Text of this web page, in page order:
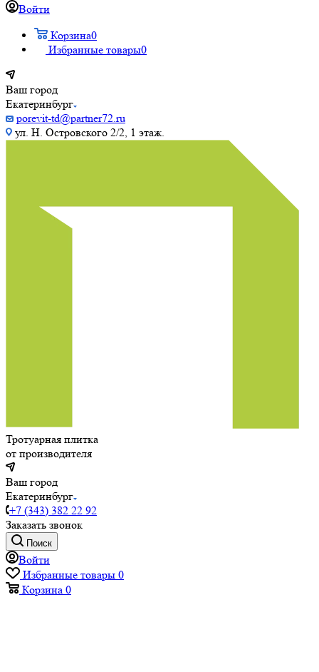
Войти
Корзина0
Избранные товары0
Ваш город
Екатеринбург
porevit-td@partner72.ru
ул. Н. Островского 2/2, 1 этаж.
Тротуарная плитка
от производителя
Ваш город
Екатеринбург
+7 (343) 382 22 92
Заказать звонок
Поиск
Войти
Избранные товары 0
Корзина 0